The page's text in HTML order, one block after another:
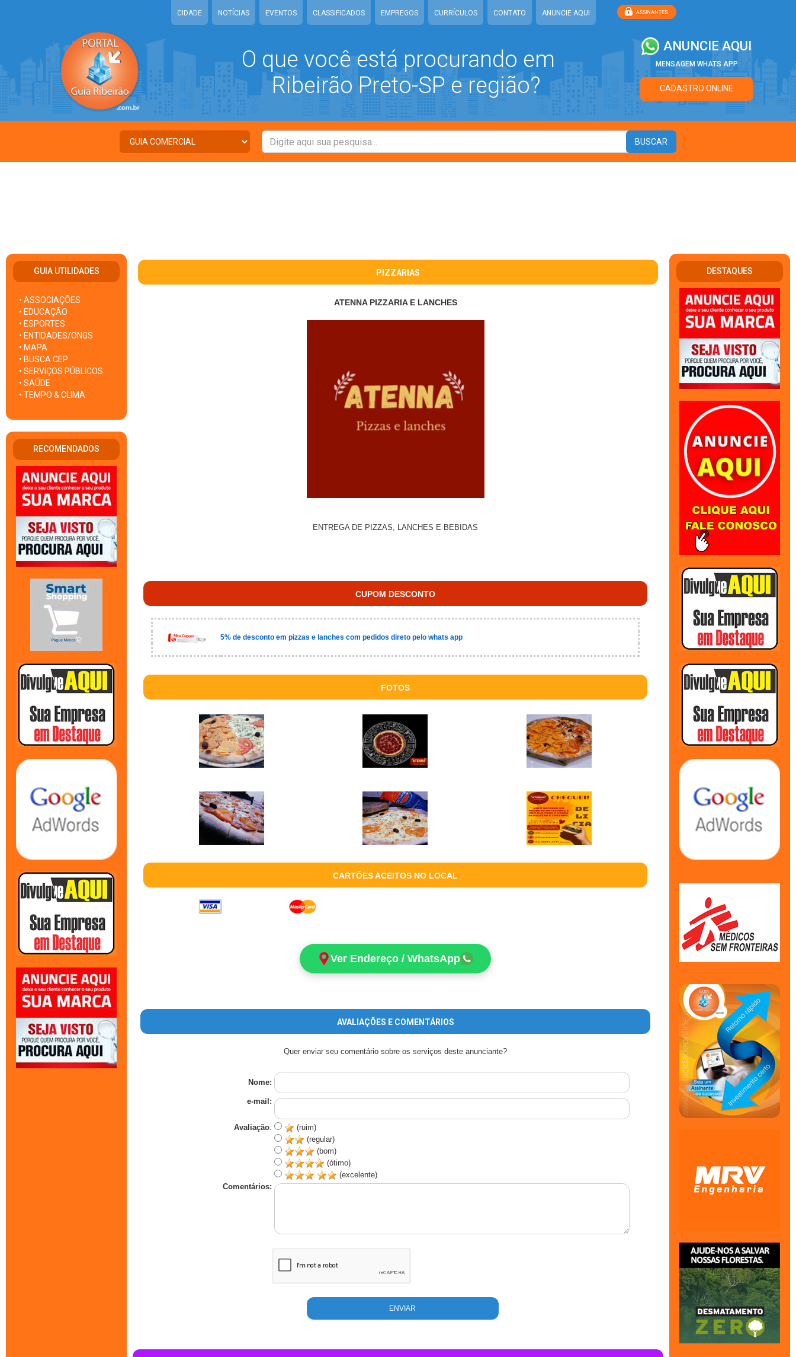
CIDADE NOTÍCIAS EVENTOS CLASSIFICADOS EMPREGOS CURRÍCULOS CONTATO ANUNCIE AQUI
O que você está procurando em
Ribeirão Preto-SP e região?
ANUNCIE AQUI
MENSAGEM WHATS APP
CADASTRO ONLINE
GUIA UTILIDADES
• ASSOCIAÇÕES
• EDUCAÇÃO
• ESPORTES
• ENTIDADES/ONGS
• MAPA
• BUSCA CEP
• SERVIÇOS PÚBLICOS
• SAÚDE
• TEMPO & CLIMA
RECOMENDADOS
PIZZARIAS
ATENNA PIZZARIA E LANCHES
ENTREGA DE PIZZAS, LANCHES E BEBIDAS
CUPOM DESCONTO
5% de desconto em pizzas e lanches com pedidos direto pelo whats app
FOTOS
CARTÕES ACEITOS NO LOCAL
Ver Endereço / WhatsApp
AVALIAÇÕES E COMENTÁRIOS
Quer enviar seu comentário sobre os serviços deste anunciante?
Nome:
e-mail:
Avaliação:
(ruim)
(regular)
(bom)
(ótimo)
(excelente)
Comentários:
DESTAQUES